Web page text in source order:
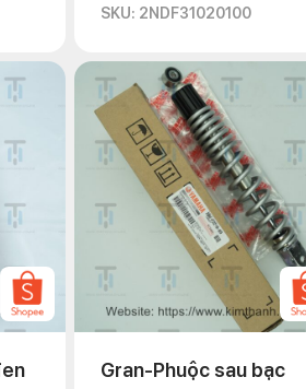
SKU: 2NDF31020100
Gran-Phuộc sau bạc